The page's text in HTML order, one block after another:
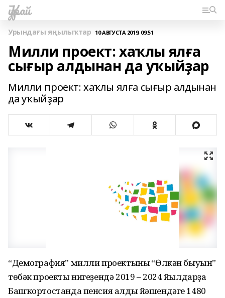
Ҡурай
Урындағы яңылыҡтар 10 АВГУСТА 2019, 09:51
Милли проект: хаҡлы ялға
сығыр алдынан да уҡыйҙар
Милли проект: хаҡлы ялға сығыр алдынан
да уҡыйҙар
“Демография” милли проектының “Өлкән быуын”
төбәк проекты нигеҙендә 2019 – 2024 йылдарҙа
Башҡортостанда пенсия алды йәшендәге 1480